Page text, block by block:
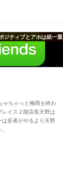
ジティブとアホは紙一重
ゃちゃっと梅雨を終わ
レイス２階店長天野は
は若者がやるより天野